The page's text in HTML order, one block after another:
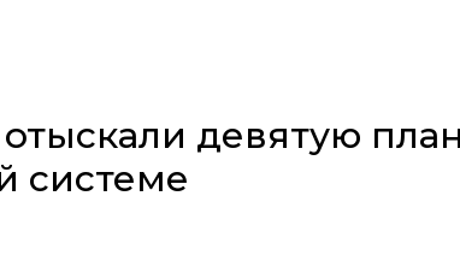
девятую
системе